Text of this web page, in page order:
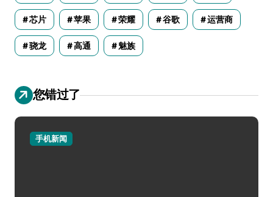
芯片 苹果 荣耀 谷歌 运营商
骁龙 高通 魅族
您错过了
手机新闻